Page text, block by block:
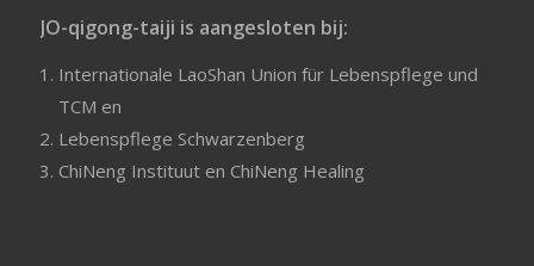
JO-qigong-taiji is aangesloten bij:
Internationale LaoShan Union für Lebenspflege und
TCM en
Lebenspflege Schwarzenberg
ChiNeng Instituuten ChiNeng Healing